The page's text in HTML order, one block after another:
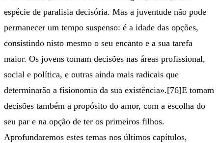
espécie de paralisia decisória. Mas a juventude não pode
permanecer um tempo suspenso: é a idade das opções,
consistindo nisto mesmo o seu encanto e a sua tarefa
maior. Os jovens tomam decisões nas áreas profissional,
social e política, e outras ainda mais radicais que
determinarão a fisionomia da sua existência».[76]E tomam
decisões também a propósito do amor, com a escolha do
seu par e na opção de ter os primeiros filhos.
Aprofundaremos estes temas nos últimos capítulos,